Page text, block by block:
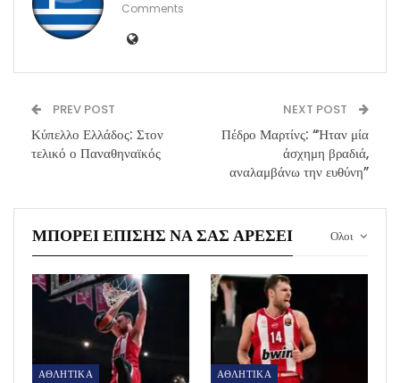
Comments
PREV POST
Κύπελλο Ελλάδος: Στον
τελικό ο Παναθηναϊκός
NEXT POST
Πέδρο Μαρτίνς: “Ήταν μία
άσχημη βραδιά,
αναλαμβάνω την ευθύνη”
Ολοι
ΜΠΟΡΕΊ ΕΠΊΣΗΣ ΝΑ ΣΑΣ ΑΡΈΣΕΙ
ΑΘΛΗΤΙΚΑ ΑΘΛΗΤΙΚΑ